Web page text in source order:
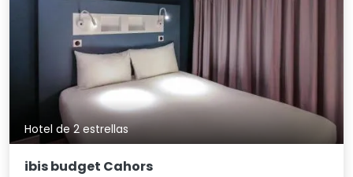
Hotel de 2 estrellas
ibis budget Cahors